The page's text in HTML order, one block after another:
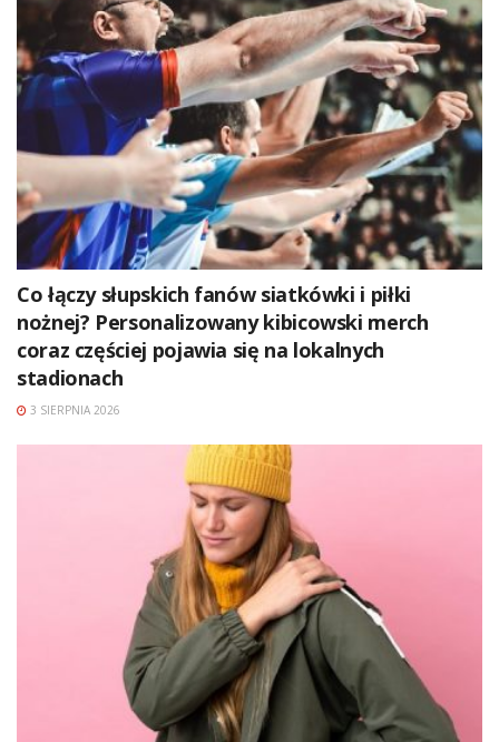
Co łączy słupskich fanów siatkówki i piłki
nożnej? Personalizowany kibicowski merch
coraz częściej pojawia się na lokalnych
stadionach
3 SIERPNIA 2026